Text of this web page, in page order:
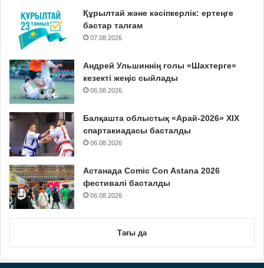
Құрылтай және кәсіпкерлік: ертеңге
бастар талғам
07.08.2026
Андрей Ульшиннің голы «Шахтерге»
кезекті жеңіс сыйлады
06.08.2026
Балқашта облыстық «Арай-2026» XIX
спартакиадасы басталды
06.08.2026
Астанада Comic Con Astana 2026
фестивалі басталды
06.08.2026
Тағы да